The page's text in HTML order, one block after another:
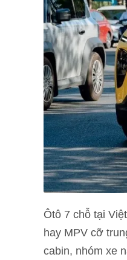
Ôtô 7 chỗ tại
hay MPV cỡ
cabin, nhóm xe